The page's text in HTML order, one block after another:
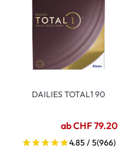
DAILIES TOTAL1 90
ab CHF 79.20
4.85 / 5(966)